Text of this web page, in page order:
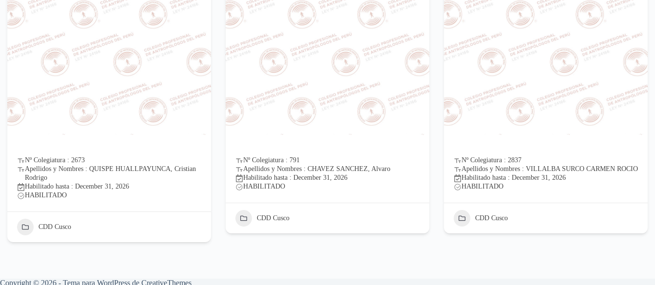
Nº Colegiatura : 2673
Apellidos y Nombres : QUISPE HUALLPAYUNCA, Cristian
Rodrigo
Habilitado hasta : December 31, 2026
HABILITADO
CDD Cusco
Nº Colegiatura : 791
Apellidos y Nombres : CHAVEZ SANCHEZ, Alvaro
Habilitado hasta : December 31, 2026
HABILITADO
CDD Cusco
Nº Colegiatura : 2837
Apellidos y Nombres : VILLALBA SURCO CARMEN ROCIO
Habilitado hasta : December 31, 2026
HABILITADO
CDD Cusco
Copyright © 2026 - Tema para WordPress de CreativeThemes